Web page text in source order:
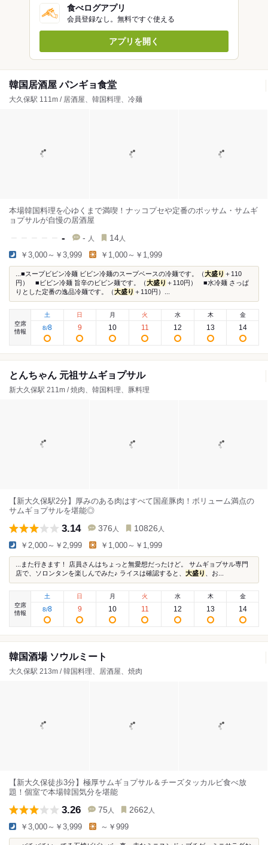
食べログアプリ
会員登録なし。無料ですぐ使える
アプリを開く
韓国居酒屋 パンギョ食堂
大久保駅 111m / 居酒屋、韓国料理、冷麺
本場韓国料理を心ゆくまで満喫！ナッコプセや定番のポッサム・サムギ
ョプサルが自慢の居酒屋
- - 人 14 人
￥3,000～￥3,999 ￥1,000～￥1,999
...■スープビビン冷麺 ビビン冷麺のスープベースの冷麺です。（大盛り ＋110
円） ■ビビン冷麺 旨辛のビビン麺です。（大盛り ＋110円） ■水冷麺 さっぱ
りとした定番の逸品冷麺です。（大盛り ＋110円）...
空席
情報
土
8/8
日
9
月
10
火
11
水
12
木
13
金
14
とんちゃん 元祖サムギョプサル
新大久保駅 211m / 焼肉、韓国料理、豚料理
【新大久保駅2分】厚みのある肉はすべて国産豚肉！ボリューム満点の
サムギョプサルを堪能◎
3.14 376 人 10826 人
￥2,000～￥2,999 ￥1,000～￥1,999
...また行きます！ 店員さんはちょっと無愛想だったけど。 サムギョプサル専門
店で、ソロンタンを楽しんでみた♪ ライスは確認すると、 大盛り 、お...
空席
情報
土
8/8
日
9
月
10
火
11
水
12
木
13
金
14
韓国酒場 ソウルミート
大久保駅 213m / 韓国料理、居酒屋、焼肉
【新大久保徒歩3分】極厚サムギョプサル＆チーズタッカルビ食べ放
題！個室で本場韓国気分を堪能
3.26 75 人 2662 人
￥3,000～￥3,999 ～￥999